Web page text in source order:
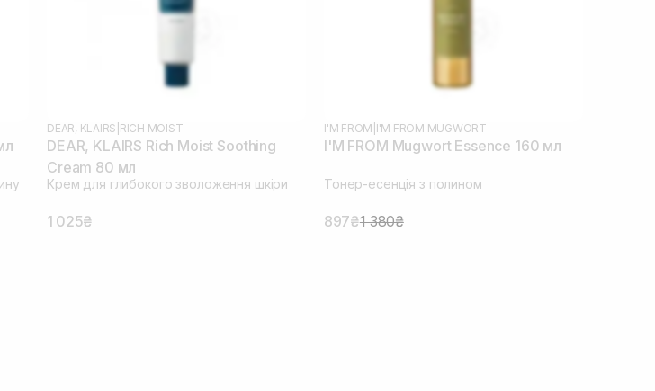
DEAR, KLAIRS RICH MOIST
DEAR, KLAIRS Rich Moist Soothing
Cream 80 мл
Крем для глибокого зволоження шкіри
1 025₴
I'M FROM I'M FROM MUGWORT
I'M FROM Mugwort Essence 160 мл
Тонер-есенція з полином
897₴1 380₴